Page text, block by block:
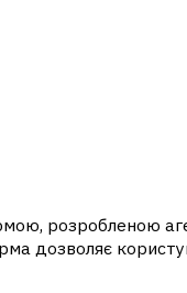
розробленою
дозволяє